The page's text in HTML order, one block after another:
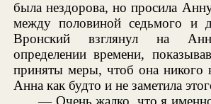
была нездорова, но просила
между половиной седьмого и
Вронский взглянул на
определении времени,
приняты меры, чтоб она никого
Анна как будто и не заметила
— Очень жалко, что я